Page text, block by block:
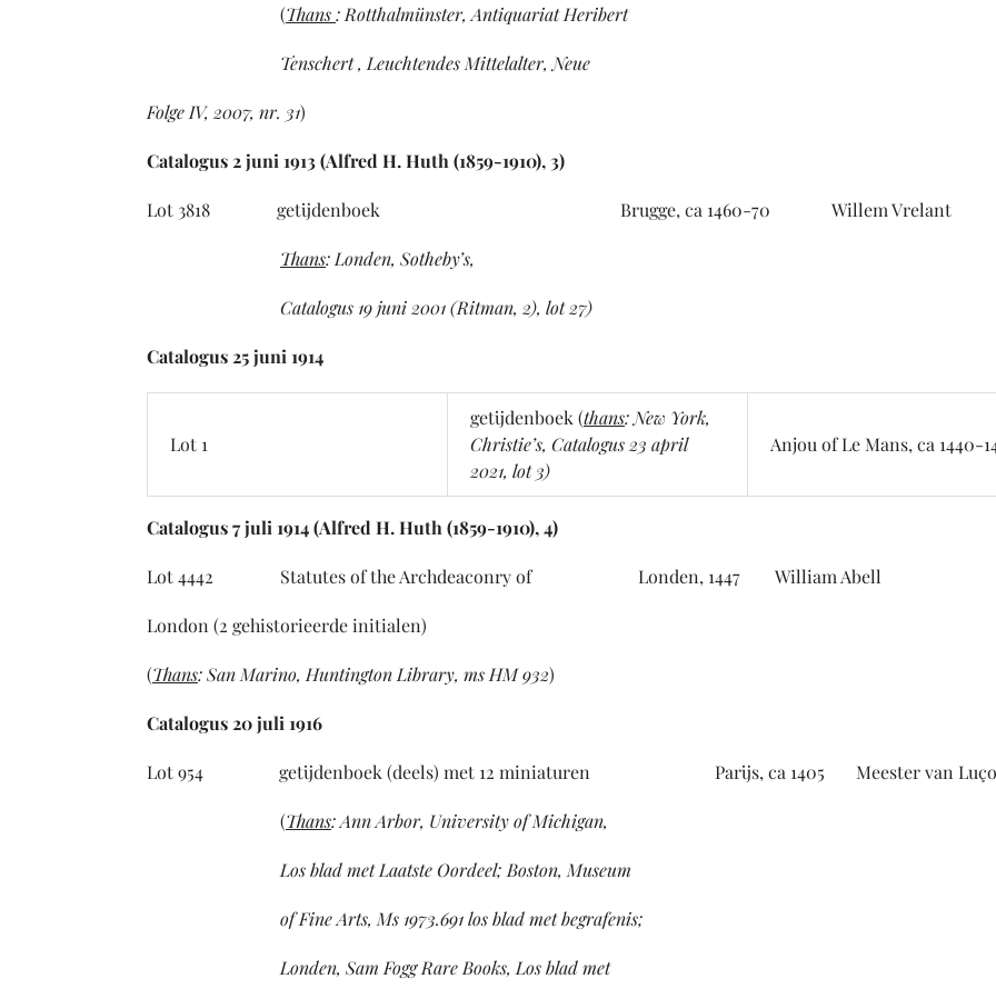
(Thans: Rotthalmünster, Antiquariat Heribert
Tenschert , Leuchtendes Mittelalter, Neue
Folge IV, 2007, nr. 31)
Catalogus 2 juni 1913 (Alfred H. Huth (1859-1910), 3)
Lot 3818 getijdenboek Brugge, ca 1460-70 Willem Vrelant
Thans: Londen, Sotheby’s,
Catalogus 19 juni 2001 (Ritman, 2), lot 27)
Catalogus 25 juni 1914
Lot 1
getijdenboek (thans: New York,
Christie’s, Catalogus 23 april
2021, lot 3)
Anjou of Le Mans, ca 1440-
Catalogus 7 juli 1914 (Alfred H. Huth (1859-1910), 4)
Lot 4442 Statutes of the Archdeaconry of Londen, 1447 William Abell
London (2 gehistorieerde initialen)
(Thans: San Marino, Huntington Library, ms HM 932)
Catalogus 20 juli 1916
Lot 954 getijdenboek (deels) met 12 miniaturen Parijs, ca 1405 Meester van
(Thans:Ann Arbor, University of Michigan,
Los blad met Laatste Oordeel; Boston, Museum
of Fine Arts, Ms 1973.691 los blad met begrafenis;
Londen, Sam Fogg Rare Books, Los blad met